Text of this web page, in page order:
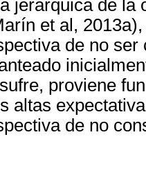
jerárquica de
et al,
de no
proviene
altas
de no